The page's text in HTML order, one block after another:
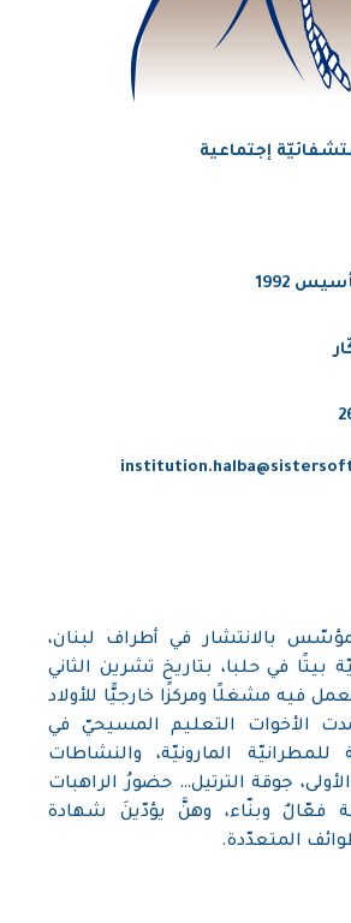
إجتماعية
1992
بالانتشار في أطراف لبنان،
بيتًا في حلبا، بتاريخ تشرين الثاني
وبدأ العمل فيه مشغلًا ومركزًا خارجيًّا للأولاد
الأخوات التعليم المسيحيّ في
للمطرانيّة المارونيّة، والنشاطات
الأولى، جوقة الترتيل… حضورُ الراهبات
فعّالٌ وبنّاء، وهنَّ يؤدّينَ شهادة
المتعدّدة.